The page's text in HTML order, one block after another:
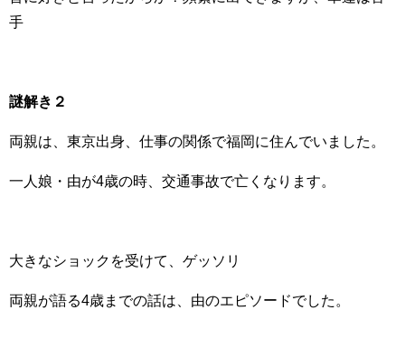
手
謎解き２
両親は、東京出身、仕事の関係で福岡に住んでいました。
一人娘・由が4歳の時、交通事故で亡くなります。
大きなショックを受けて、ゲッソリ
両親が語る4歳までの話は、由のエピソードでした。